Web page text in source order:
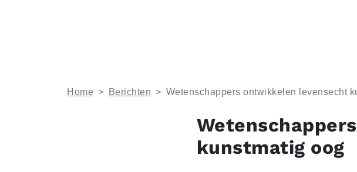
Home > Berichten > Wetenschappers ontwikkelen levensecht
kunstmatig oog